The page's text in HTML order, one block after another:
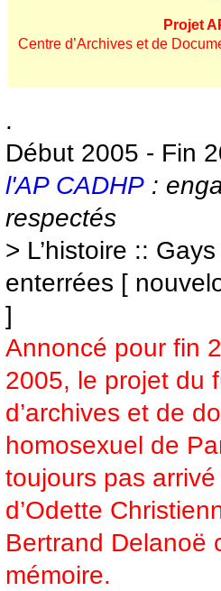
Projet
Centre d’Archives et de
.
Début 2005 - Fin
l'AP CADHP:
respectés
> L’histoire ::
enterrées [
]
Annoncé pour fin
2005, le projet du
d’archives et de
homosexuel de
toujours pas
d’Odette
Bertrand Delanoë
mémoire.